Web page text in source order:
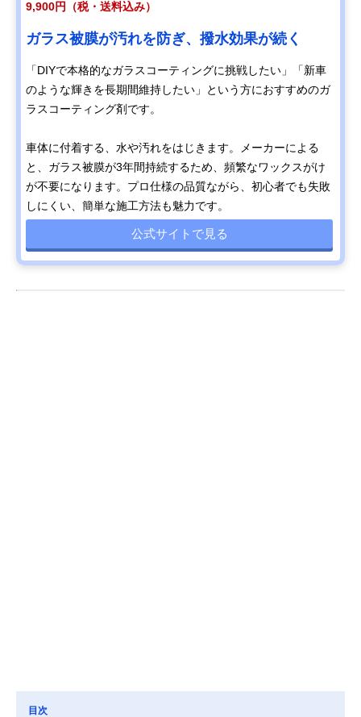
9,900円（税・送料込み）
ガラス被膜が汚れを防ぎ、撥水効果が続く
「DIYで本格的なガラスコーティングに挑戦したい」「新車
のような輝きを長期間維持したい」という方におすすめのガ
ラスコーティング剤です。
車体に付着する、水や汚れをはじきます。メーカーによる
と、ガラス被膜が3年間持続するため、頻繁なワックスがけ
が不要になります。プロ仕様の品質ながら、初心者でも失敗
しにくい、簡単な施工方法も魅力です。
公式サイトで見る
目次